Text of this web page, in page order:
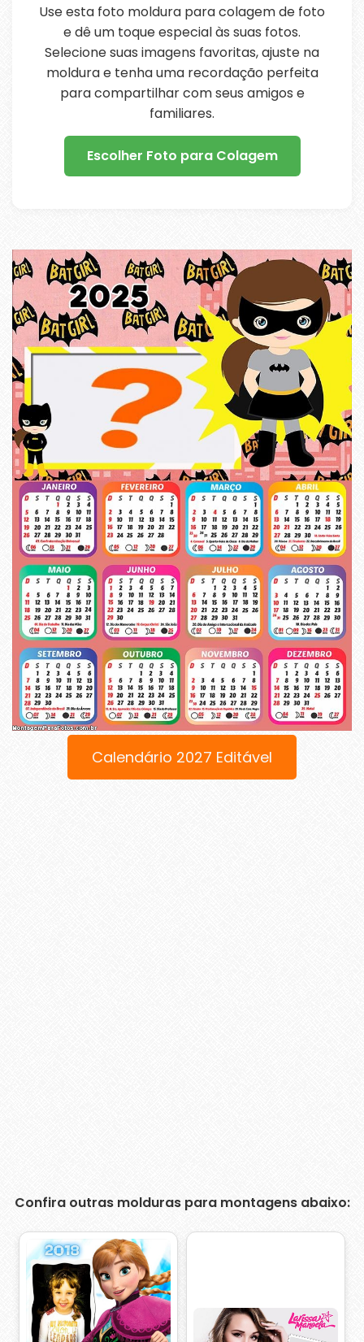
Use esta foto moldura para colagem de foto
e dê um toque especial às suas fotos.
Selecione suas imagens favoritas, ajuste na
moldura e tenha uma recordação perfeita
para compartilhar com seus amigos e
familiares.
Escolher Foto para Colagem
Calendário 2027 Editável
Confira outras molduras para montagens abaixo: